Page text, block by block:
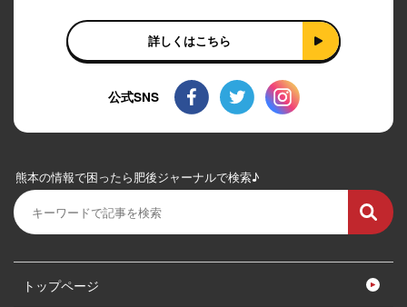
詳しくはこちら
公式SNS
熊本の情報で困ったら肥後ジャーナルで検索♪
トップページ